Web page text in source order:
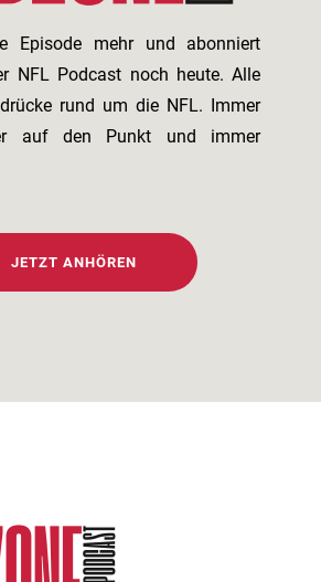
Episode mehr und abonniert
NFL Podcast noch heute. Alle
rund um die NFL. Immer
auf den Punkt und immer
JETZT ANHÖREN